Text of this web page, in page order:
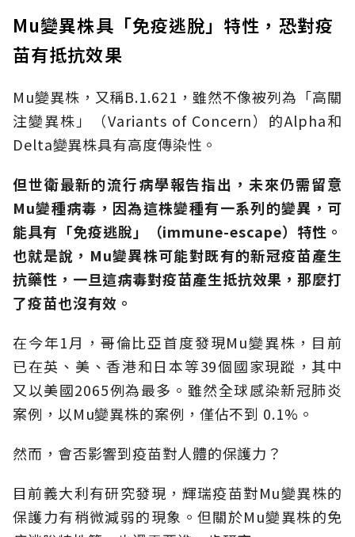
Mu變異株具「免疫逃脫」特性，恐對疫
苗有抵抗效果
Mu變異株，又稱B.1.621，雖然不像被列為「高關
注變異株」（Variants of Concern）的Alpha和
Delta變異株具有高度傳染性。
但世衛最新的流行病學報告指出，未來仍需留意
Mu變種病毒，因為這株變種有一系列的變異，可
能具有「免疫逃脫」（immune-escape）特性。
也就是說，Mu變異株可能對既有的新冠疫苗產生
抗藥性，一旦這病毒對疫苗產生抵抗效果，那麼打
了疫苗也沒有效。
在今年1月，哥倫比亞首度發現Mu變異株，目前
已在英、美、香港和日本等39個國家現蹤，其中
又以美國2065例為最多。雖然全球感染新冠肺炎
案例，以Mu變異株的案例，僅佔不到 0.1%。
然而，會否影響到疫苗對人體的保護力？
目前義大利有研究發現，輝瑞疫苗對Mu變異株的
保護力有稍微減弱的現象。但關於Mu變異株的免